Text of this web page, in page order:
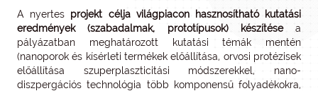
A nyertes projekt célja világpiacon hasznosítható kutatási
eredmények (szabadalmak, prototípusok) készítésea
pályázatban meghatározott kutatási témák mentén
(nanoporok és kísérleti termékek előállítása, orvosi protézisek
előállítása szuperplaszticitási módszerekkel, nano-
diszpergációs technológia több komponensű folyadékokra,